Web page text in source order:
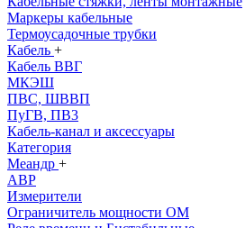
Маркеры кабельные
Термоусадочные трубки
Кабель +
Кабель ВВГ
МКЭШ
ПВС, ШВВП
ПуГВ, ПВ3
Кабель-канал и аксессуары
Категория
Меандр +
АВР
Измерители
Ограничитель мощности ОМ